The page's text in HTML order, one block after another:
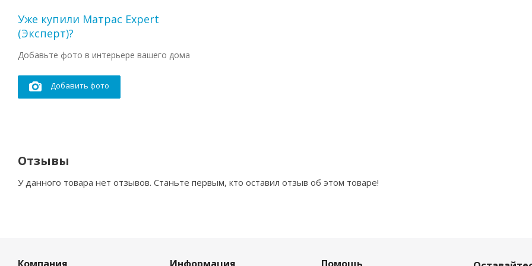
Уже купили Матрас Expert
(Эксперт)?
Добавьте фото в интерьере вашего дома
Добавить фото
Отзывы
У данного товара нет отзывов. Станьте первым, кто оставил отзыв об этом товаре!